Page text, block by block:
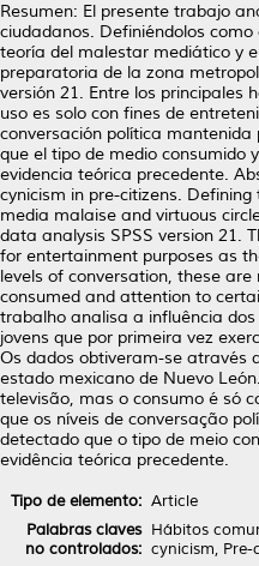
Resumen: El presente trabajo
ciudadanos. Definiéndolos
teoría del malestar mediático y
preparatoria de la zona
versión 21. Entre los principales
uso es solo con fines de
conversación política
que el tipo de medio consumido
evidencia teórica precedente.
cynicism in pre-citizens.
media malaise and virtuous
data analysis SPSS version 21.
for entertainment purposes as
levels of conversation, these
consumed and attention to
trabalho analisa a influência
jovens que por primeira vez
Os dados obtiveram-se através
estado mexicano de Nuevo
televisão, mas o consumo é só
que os níveis de conversação
detectado que o tipo de meio
evidência teórica precedente.
Tipo de elemento: Article
Palabras claves
no controlados:
Hábitos
cynicism,